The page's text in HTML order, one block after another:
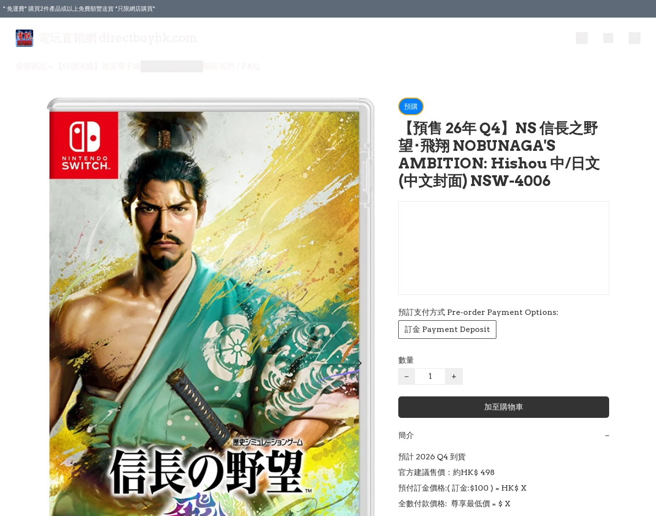
* 免運費* 購買2件產品或以上免費順豐送貨 *只限網店購買*
預購
【預售 26年 Q4】NS 信長之野
望･飛翔 NOBUNAGA'S
AMBITION: Hishou 中/日文
(中文封面) NSW-4006
預訂支付方式 Pre-order Payment Options:
訂金 Payment Deposit
數量
−
+
加至購物車
簡介 −
預計 2026 Q4 到貨
官方建議售價：約HK$ 498
預付訂金價格:( 訂金:$100 ) = HK$ X
全數付款價格:  尊享最低價 = $ X